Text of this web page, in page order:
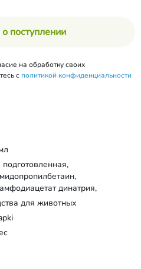
поступлении
на обработку своих
с политикой конфиденциальности
подготовленная,
динатрия,
кокоглюкозид,
саркозинат натрия, гидролат
кокоилизетионат натрия,
шиповника и зверобоя,
Развернуть состав
для животных